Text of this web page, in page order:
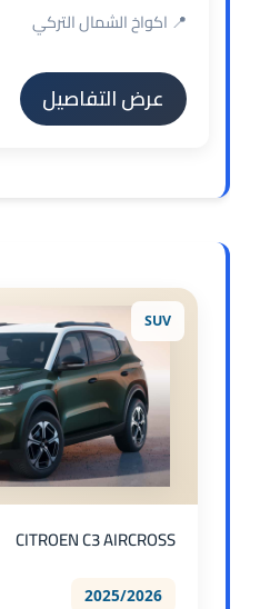
📍 اكواخ الشمال التركي
عرض التفاصيل
SUV
CITROEN C3 AIRCROSS
2025/2026